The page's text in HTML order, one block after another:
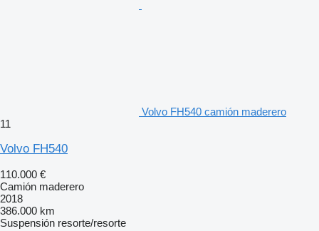
Volvo FH540 camión maderero
11
Volvo FH540
110.000 €
Camión maderero
2018
386.000 km
Suspensión resorte/resorte